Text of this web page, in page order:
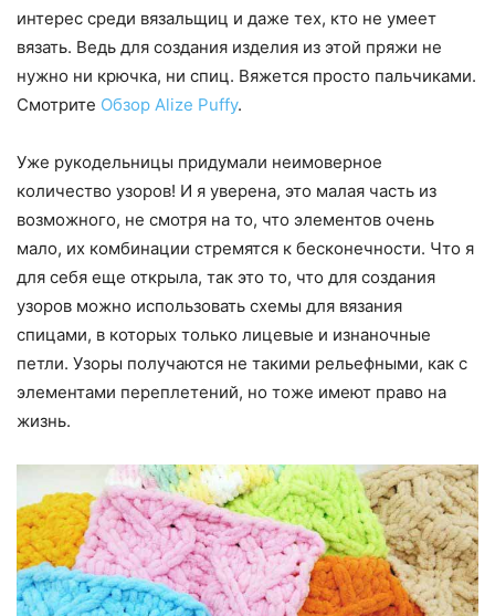
интерес среди вязальщиц и даже тех, кто не умеет
вязать. Ведь для создания изделия из этой пряжи не
нужно ни крючка, ни спиц. Вяжется просто пальчиками.
Смотрите Обзор Alize Puffy.
Уже рукодельницы придумали неимоверное
количество узоров! И я уверена, это малая часть из
возможного, не смотря на то, что элементов очень
мало, их комбинации стремятся к бесконечности. Что я
для себя еще открыла, так это то, что для создания
узоров можно использовать схемы для вязания
спицами, в которых только лицевые и изнаночные
петли. Узоры получаются не такими рельефными, как с
элементами переплетений, но тоже имеют право на
жизнь.